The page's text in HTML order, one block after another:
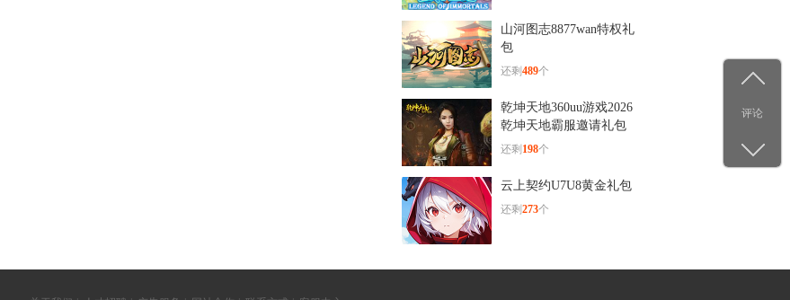
山河图志8877wan特权礼
包
还剩489个
乾坤天地360uu游戏2026
乾坤天地霸服邀请礼包
还剩 198个
云上契约U7U8黄金礼包
还剩273个
评论